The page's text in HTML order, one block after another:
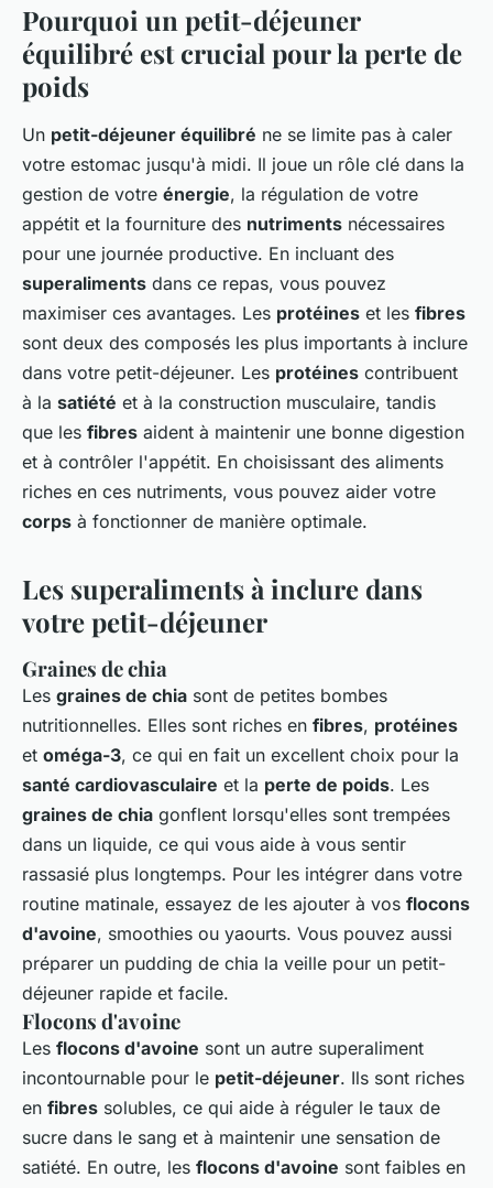
Pourquoi un petit-déjeuner
équilibré est crucial pour la perte de
poids
Un petit-déjeuner équilibré ne se limite pas à caler
votre estomac jusqu'à midi. Il joue un rôle clé dans la
gestion de votre énergie, la régulation de votre
appétit et la fourniture des nutriments nécessaires
pour une journée productive. En incluant des
superaliments dans ce repas, vous pouvez
maximiser ces avantages. Les protéines et les fibres
sont deux des composés les plus importants à inclure
dans votre petit-déjeuner. Les protéines contribuent
à la satiété et à la construction musculaire, tandis
que les fibres aident à maintenir une bonne digestion
et à contrôler l'appétit. En choisissant des aliments
riches en ces nutriments, vous pouvez aider votre
corps à fonctionner de manière optimale.
Les superaliments à inclure dans
votre petit-déjeuner
Graines de chia
Les graines de chia sont de petites bombes
nutritionnelles. Elles sont riches en fibres, protéines
et oméga-3, ce qui en fait un excellent choix pour la
santé cardiovasculaire et la perte de poids. Les
graines de chia gonflent lorsqu'elles sont trempées
dans un liquide, ce qui vous aide à vous sentir
rassasié plus longtemps. Pour les intégrer dans votre
routine matinale, essayez de les ajouter à vos flocons
d'avoine, smoothies ou yaourts. Vous pouvez aussi
préparer un pudding de chia la veille pour un petit-
déjeuner rapide et facile.
Flocons d'avoine
Les flocons d'avoine sont un autre superaliment
incontournable pour le petit-déjeuner. Ils sont riches
en fibres solubles, ce qui aide à réguler le taux de
sucre dans le sang et à maintenir une sensation de
satiété. En outre, les flocons d'avoine sont faibles en